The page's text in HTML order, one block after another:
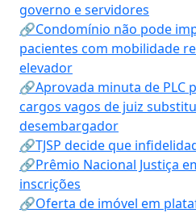
governo e servidores
🔗Condomínio não pode
pacientes com mobilidade
elevador
🔗Aprovada minuta de PLC
cargos vagos de juiz
desembargador
🔗TJSP decide que
🔗Prêmio Nacional Justiça
inscrições
🔗Oferta de imóvel em